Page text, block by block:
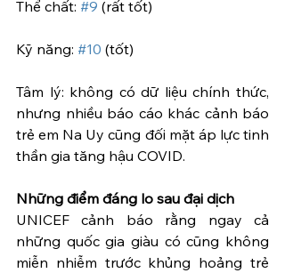
Thể chất: #9 (rất tốt)
Kỹ năng: #10 (tốt)
Tâm lý: không có dữ liệu chính thức,
nhưng nhiều báo cáo khác cảnh báo
trẻ em Na Uy cũng đối mặt áp lực tinh
thần gia tăng hậu COVID.
Những điểm đáng lo sau đại dịch
UNICEF cảnh báo rằng ngay cả
những quốc gia giàu có cũng không
miễn nhiễm trước khủng hoảng trẻ